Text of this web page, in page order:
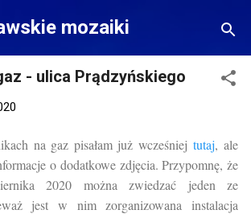
do głównej zawartości
mozaiki
- ulica Prądzyńskiego
na gaz pisałam już wcześniejtutaj, ale
o dodatkowe zdjęcia. Przypomnę, że
2020 można zwiedzać jeden ze
jest w nim zorganizowana instalacja